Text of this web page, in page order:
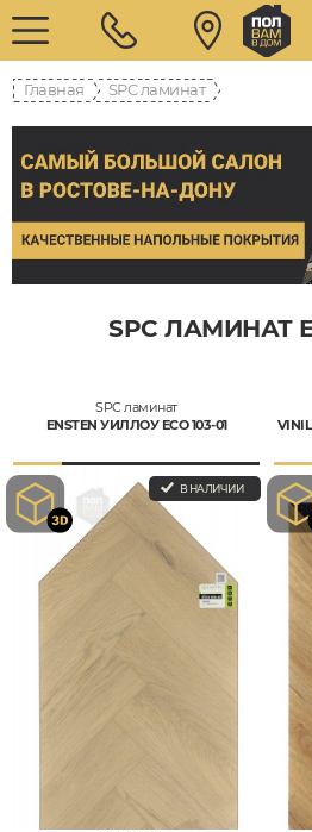
Главная SPC ламинат
SPC ЛАМИНАТ
SPC ламинат
ENSTEN УИЛЛОУ ECO 103-01
В НАЛИЧИИ